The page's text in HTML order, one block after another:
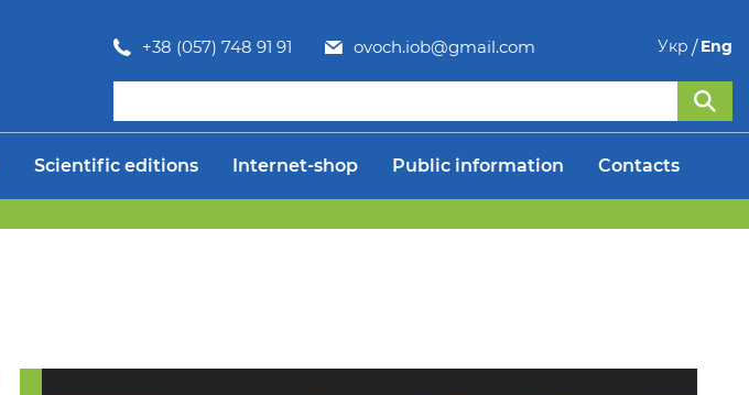
+38 (057) 748 91 91 ovoch.iob@gmail.com Укр Eng
Scientific editions Internet-shop Public information Contacts